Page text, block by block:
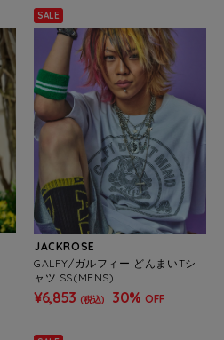
SALE
JACKROSE
GALFY/ガルフィー どんまいTシ
ャツ SS(MENS)
¥6,853 (税込) 30% OFF